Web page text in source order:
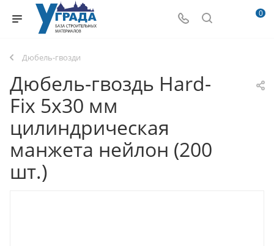
0
Дюбель-гвозди
Дюбель-гвоздь Hard-
Fix 5x30 мм
цилиндрическая
манжета нейлон (200
шт.)